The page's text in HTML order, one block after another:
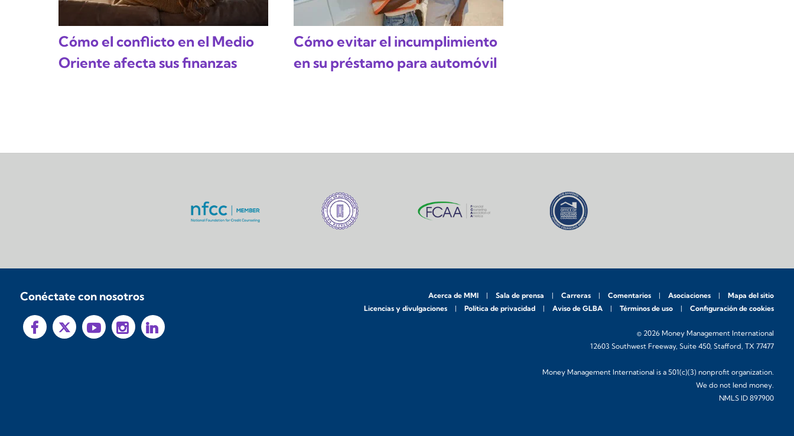
Cómo el conflicto en el Medio
Oriente afecta sus finanzas
Cómo evitar el incumplimiento
en su préstamo para automóvil
Conéctate con nosotros Acerca de MMI Sala de prensa Carreras Comentarios Asociaciones
Mapa del sitio
Licencias y divulgaciones
Política de privacidad Aviso de GLBA Términos de uso Configuración de cookies
© 2026 Money Management International
12603 Southwest Freeway, Suite 450, Stafford, TX 77477
Money Management International is a 501(c)(3) nonprofit organization.
We do not lend money.
NMLS ID 897900